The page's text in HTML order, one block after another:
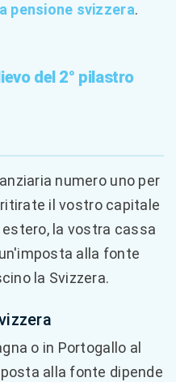
pensione svizzera.
del 2° pilastro
numero uno per
il vostro capitale
la vostra cassa
alla fonte
la Svizzera.
o in Portogallo al
alla fonte dipende